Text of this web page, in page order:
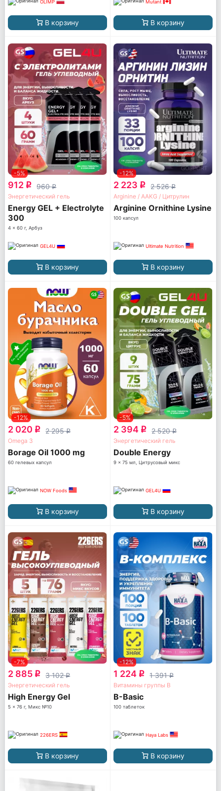
OLIMP
В корзину
Mutant
В корзину
-5%
912 q 960q
Энергетический гель
Energy GEL + Electrolyte
300
4 x 60 г, Арбуз
GEL4U
В корзину
-12%
2 223 q 2 526q
Arginine / AAKG / Цитрулин
Arginine Ornithine Lysine
100 капсул
Ultimate Nutrition
В корзину
-12%
2 020 q 2 295q
Omega 3
Borage Oil 1000 mg
60 гелевых капсул
NOW Foods
В корзину
-5%
2 394 q 2 520q
Энергетический гель
Double Energy
9 x 75 мл, Цитрусовый микс
GEL4U
В корзину
-7%
2 885 q 3 102q
Энергетический гель
High Energy Gel
5 x 76 г, Микс №10
226ERS
В корзину
-12%
1 224 q 1 391q
Витамины группы B
B-Basic
100 таблеток
Haya Labs
В корзину